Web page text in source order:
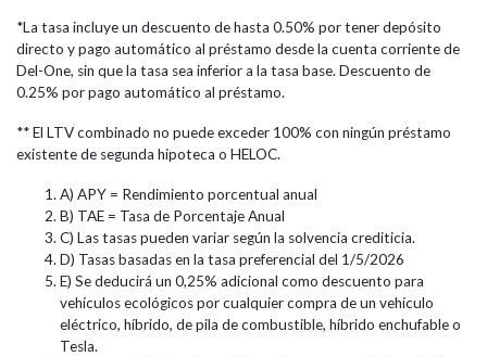
*La tasa incluye un descuento de hasta 0.50% por tener depósito
directo y pago automático al préstamo desde la cuenta corriente de
Del-One, sin que la tasa sea inferior a la tasa base. Descuento de
0.25% por pago automático al préstamo.
** El LTV combinado no puede exceder 100% con ningún préstamo
existente de segunda hipoteca o HELOC.
A) APY = Rendimiento porcentual anual
B) TAE = Tasa de Porcentaje Anual
C) Las tasas pueden variar según la solvencia crediticia.
D) Tasas basadas en la tasa preferencial del 1/5/2026
E) Se deducirá un 0,25% adicional como descuento para
vehículos ecológicos por cualquier compra de un vehículo
eléctrico, híbrido, de pila de combustible, híbrido enchufable o
Tesla.